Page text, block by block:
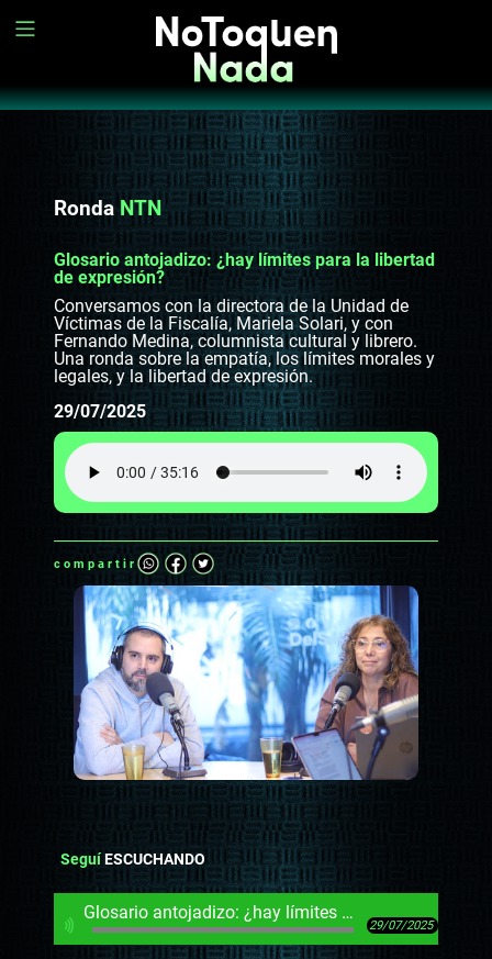
RondaNTN
Glosario antojadizo: ¿hay límites para la libertad
de expresión?
Conversamos con la directora de la Unidad de
Víctimas de la Fiscalía, Mariela Solari, y con
Fernando Medina, columnista cultural y librero.
Una ronda sobre la empatía, los límites morales y
legales, y la libertad de expresión.
29/07/2025
compartir
SeguíESCUCHANDO
Glosario antojadizo: ¿hay límites para la libertad de expresión?
29/07/2025